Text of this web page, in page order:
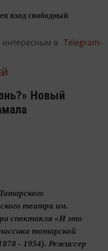
вход свободный
в Telegram-
Новый
театра им.
спектакля «И это
татарской
- 1954). Режиссер